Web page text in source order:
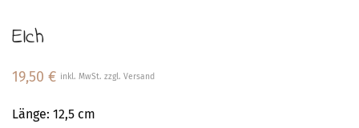
Elch
19,50 € inkl. MwSt. zzgl. Versand
Länge: 12,5 cm